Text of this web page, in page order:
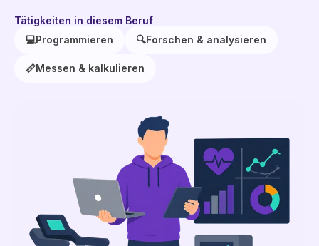
Tätigkeiten in diesem Beruf
💻Programmieren 🔍Forschen & analysieren
📏Messen & kalkulieren